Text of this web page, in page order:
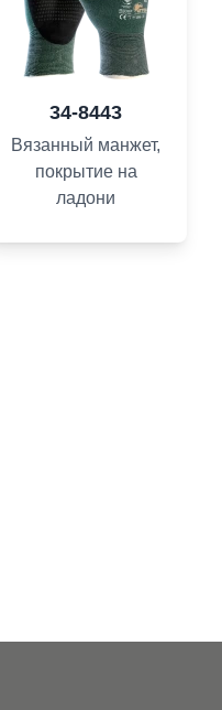
34-8443
Вязанный манжет,
покрытие на
ладони